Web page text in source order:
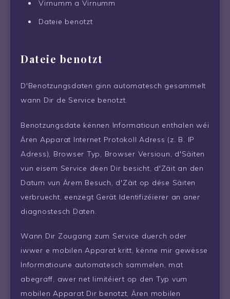
Virnumm a Virnumm
Dateie benotzt
Dateie benotzt
D'Benotzungsdaten ginn automatesch gesammelt
wann Dir de Service benotzt.
Benotzungsdate kënnen Informatioun enthalen wéi
Ären Apparat Internet Protokoll Adress (z. B. IP
Adress), Browser Typ, Browser Versioun, d'Säiten
vun eisem Service deen Dir besicht, d'Zäit an den
Datum vun Ärem Besuch, d'Zäit op dëse Säiten
verbruecht, eenzegt Gerät Identifizéierer an aner
diagnostesch Daten.
Wann Dir Zougang zum Service duerch oder
iwwer e mobilen Apparat kritt, kënne mir gewësse
Informatioune automatesch sammelen, mat
abegraff, awer net limitéiert op den Typ vum
mobilen Apparat Dir benotzt, Ären mobilen